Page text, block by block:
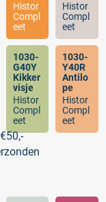
Histor
Compl
eet
Histor
Compl
eet
1030-
G40Y
Kikker
visje
Histor
Compl
eet
1030-
Y40R
Antilo
pe
Histor
Compl
eet